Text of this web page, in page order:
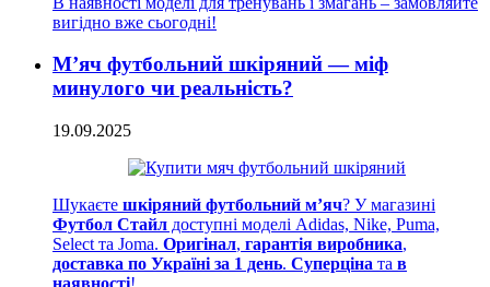
вигідно вже сьогодні!
М’яч футбольний шкіряний — міф
минулого чи реальність?
19.09.2025
Шукаєте шкіряний футбольний м’яч? У магазині
Футбол Стайл доступні моделі Adidas, Nike, Puma,
Select та Joma. Оригінал, гарантія виробника,
доставка по Україні за 1 день. Суперціна та в
наявності!